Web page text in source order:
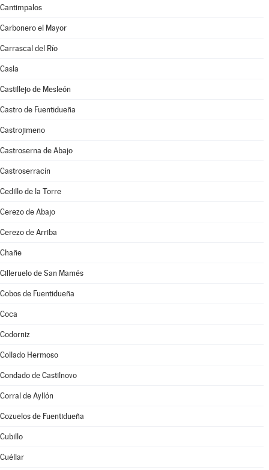
Cantimpalos
Carbonero el Mayor
Carrascal del Río
Casla
Castillejo de Mesleón
Castro de Fuentidueña
Castrojimeno
Castroserna de Abajo
Castroserracín
Cedillo de la Torre
Cerezo de Abajo
Cerezo de Arriba
Chañe
Cilleruelo de San Mamés
Cobos de Fuentidueña
Coca
Codorniz
Collado Hermoso
Condado de Castilnovo
Corral de Ayllón
Cozuelos de Fuentidueña
Cubillo
Cuéllar